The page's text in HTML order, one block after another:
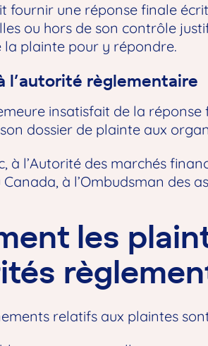
fournir une réponse finale
ou hors de son contrôle
la plainte pour y répondre.
l’autorité règlementaire
insatisfait de la
dossier de plainte aux
à l’Autorité des marchés
Canada, à l’Ombudsman des
les
relatifs aux plaintes